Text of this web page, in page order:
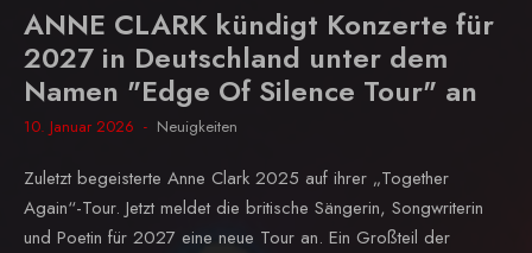
ANNE CLARK kündigt Konzerte für
2027 in Deutschland unter dem
Namen "Edge Of Silence Tour" an
10. Januar 2026 Neuigkeiten
Zuletzt begeisterte Anne Clark 2025 auf ihrer „Together
Again“-Tour. Jetzt meldet die britische Sängerin, Songwriterin
und Poetin für 2027 eine neue Tour an. Ein Großteil der